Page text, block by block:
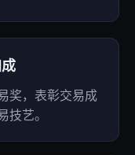
奖，表彰交易成
艺。